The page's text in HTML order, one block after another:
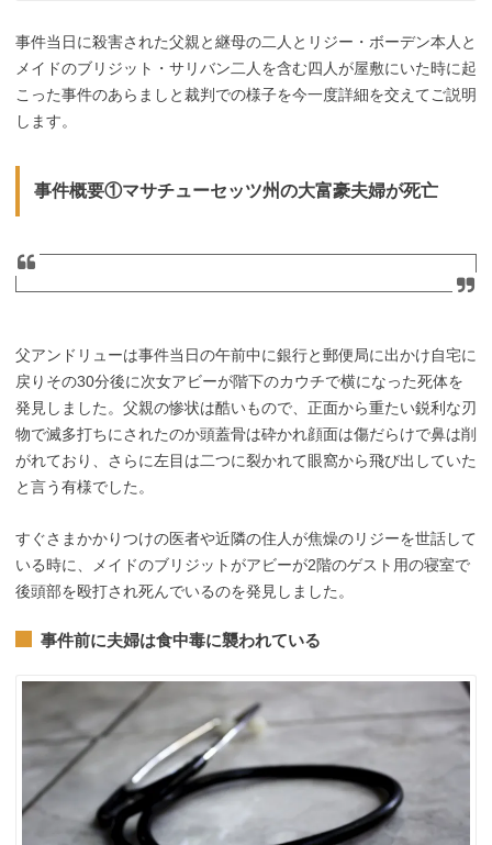
事件当日に殺害された父親と継母の二人とリジー・ボーデン本人と
メイドのブリジット・サリバン二人を含む四人が屋敷にいた時に起
こった事件のあらましと裁判での様子を今一度詳細を交えてご説明
します。
事件概要①マサチューセッツ州の大富豪夫婦が死亡
父アンドリューは事件当日の午前中に銀行と郵便局に出かけ自宅に
戻りその30分後に次女アビーが階下のカウチで横になった死体を
発見しました。父親の惨状は酷いもので、正面から重たい鋭利な刃
物で滅多打ちにされたのか頭蓋骨は砕かれ顔面は傷だらけで鼻は削
がれており、さらに左目は二つに裂かれて眼窩から飛び出していた
と言う有様でした。
すぐさまかかりつけの医者や近隣の住人が焦燥のリジーを世話して
いる時に、メイドのブリジットがアビーが2階のゲスト用の寝室で
後頭部を殴打され死んでいるのを発見しました。
事件前に夫婦は食中毒に襲われている